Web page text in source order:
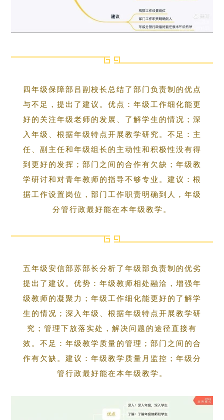
四年级保障部吕副校长总结了部门负责制的优点
与不足，提出了建议。优点：年级工作细化能更
好的关注年级老师的发展、了解学生的情况；深
入年级、根据年级特点开展教学研究。不足：主
任、副主任和年级组长的主动性和积极性没有得
到更好的发挥；部门之间的合作有欠缺；年级教
学研讨和对青年教师的指导不够专业。建议：根
据工作设置岗位，部门工作职责明确到人，年级
分管行政最好能在本年级教学。
五年级安信部苏部长分析了年级部负责制的优劣
提出了建议。优势：年级教师相处融洽，增强年
级教师的凝聚力；年级工作细化能更好的了解学
生的情况；深入年级、根据年级特点开展教学研
究；管理下放落实处，解决问题的途径直接有
效。不足：年级教学质量的管理；部门之间的合
作有欠缺。建议：年级教学质量月监控；年级分
管行政最好能在本年级教学。